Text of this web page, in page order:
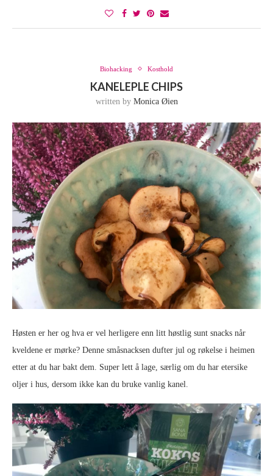
Biohacking Kosthold
KANELEPLE CHIPS
written by Monica Øien
Høsten er her og hva er vel herligere enn litt høstlig sunt snacks når
kveldene er mørke? Denne småsnacksen dufter jul og røkelse i heimen
etter at du har bakt dem. Super lett å lage, særlig om du har etersike
oljer i hus, dersom ikke kan du bruke vanlig kanel.